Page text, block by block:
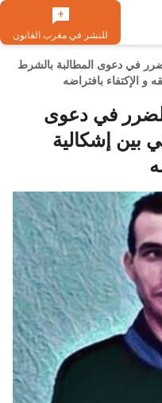
للنشر في مغرب القانون
في دعوى المطالبة بالشرط
و الإكتفاء بافتراضه
الضرر في دعوى
بين إشكالية